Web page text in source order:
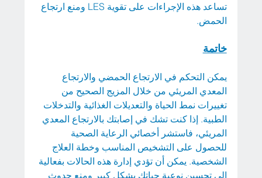
تساعد هذه الإجراءات على تقوية LES ومنع ارتجاع
الحمض.
خاتمة
يمكن التحكم في الارتجاع الحمضي والارتجاع
المعدي المريئي من خلال المزيج الصحيح من
تغييرات نمط الحياة والتعديلات الغذائية والتدخلات
الطبية. إذا كنت تشك في إصابتك بالارتجاع المعدي
المريئي، فاستشر أخصائي الرعاية الصحية
للحصول على التشخيص المناسب وخطة العلاج
الشخصية. يمكن أن تؤدي إدارة هذه الحالات بفعالية
إلى تحسين نوعية حياتك بشكل كبير ومنع حدوث